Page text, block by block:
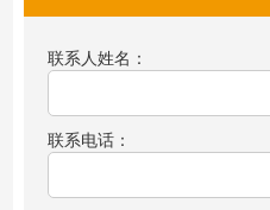
联系人姓名：
联系电话：